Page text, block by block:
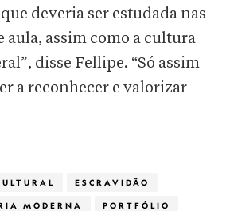
deveria ser estudada nas
aula, assim como a cultura
disse Fellipe. “Só assim
a reconhecer e valorizar
ESCRAVIDÃO
MODERNA PORTFÓLIO